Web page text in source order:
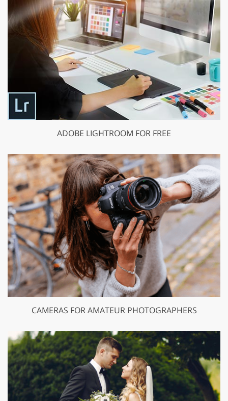
ADOBE LIGHTROOM FOR FREE
CAMERAS FOR AMATEUR PHOTOGRAPHERS